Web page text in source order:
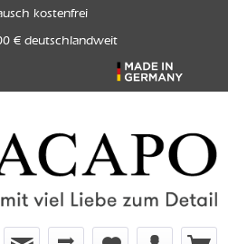
kostenfrei
€ deutschlandweit